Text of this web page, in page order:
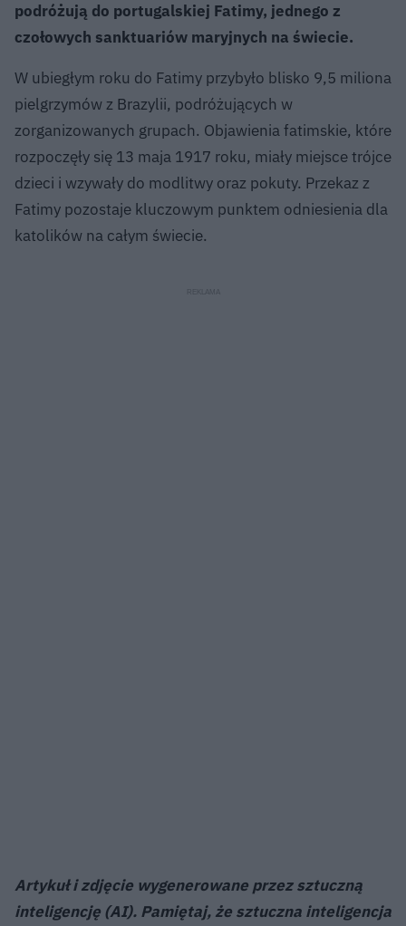
podróżują do portugalskiej Fatimy, jednego z
czołowych sanktuariów maryjnych na świecie.
W ubiegłym roku do Fatimy przybyło blisko 9,5 miliona
pielgrzymów z Brazylii, podróżujących w
zorganizowanych grupach. Objawienia fatimskie, które
rozpoczęły się 13 maja 1917 roku, miały miejsce trójce
dzieci i wzywały do modlitwy oraz pokuty. Przekaz z
Fatimy pozostaje kluczowym punktem odniesienia dla
katolików na całym świecie.
Artykuł i zdjęcie wygenerowane przez sztuczną
inteligencję (AI). Pamiętaj, że sztuczna inteligencja